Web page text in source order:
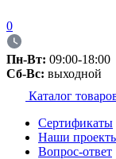
0
Пн-Вт: 09:00-18:00
Сб-Вс: выходной
Каталог
Сертификаты
Наши
Вопрос-ответ